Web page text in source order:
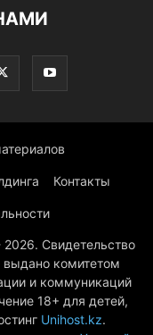
Контакты
Свидетельство
комитетом
и коммуникаций
18+ для детей,
Unihost.kz.